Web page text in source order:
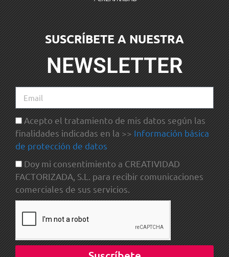
SUSCRÍBETE A NUESTRA
NEWSLETTER
Acepto el tratamiento de mis datos según las
finalidades indicadas en la >> Información básica
de protección de datos
Doy mi consentimiento a CREATIVIDAD
FACTORIZADA, S.L. para recibir comunicaciones
comerciales de sus servicios.